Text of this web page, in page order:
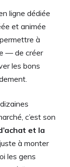
ligne dédiée
et animée
à
— de créer
les bons
c’est son
et la
à monter
les gens